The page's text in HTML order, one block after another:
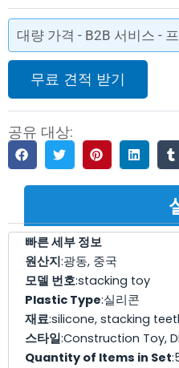
대량 가격 - B2B 서비스 -
무료 견적 받기
공유 대상:
빠른 세부 정보
원산지:광동, 중국
모델 번호:stacking toy
Plastic Type:실리콘
재료:silicone, stacking
스타일:Construction Toy,
Quantity of Items in Set